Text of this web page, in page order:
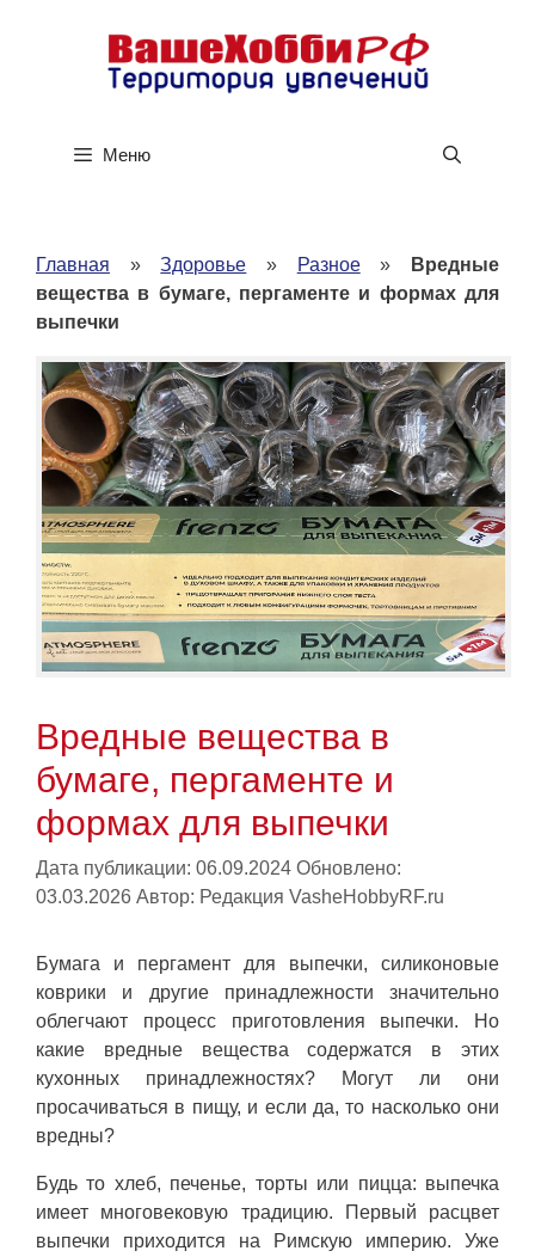
содержимому
Меню
Главная »Здоровье » Разное»
Вредные
вещества в бумаге, пергаменте и формах для
выпечки
Вредные вещества в
бумаге, пергаменте и
формах для выпечки
Дата публикации: 06.09.2024 Обновлено:
03.03.2026 Автор: Редакция VasheHobbyRF.ru
Бумага и пергамент для выпечки, силиконовые
коврики и другие принадлежности значительно
облегчают процесс приготовления выпечки. Но
какие вредные вещества содержатся в этих
кухонных принадлежностях? Могут ли они
просачиваться в пищу, и если да, то насколько они
вредны?
Будь то хлеб, печенье, торты или пицца: выпечка
имеет многовековую традицию. Первый расцвет
выпечки приходится на Римскую империю. Уже